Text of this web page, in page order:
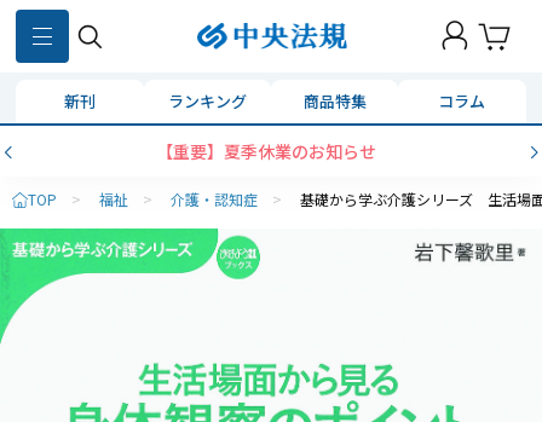
新刊 ランキング 商品特集 コラム
【重要】夏季休業のお知らせ
TOP > 福祉 > 介護・認知症 > 基礎から学ぶ介護シリーズ 生活場